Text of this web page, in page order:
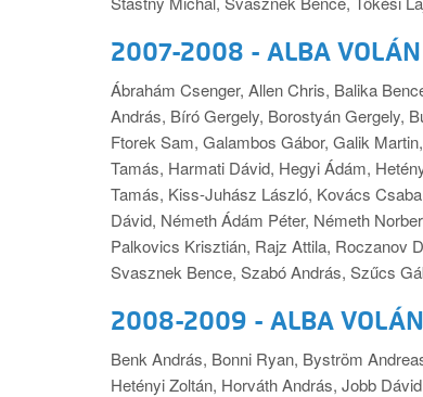
2007-2008 - ALBA VOLÁN
Ábrahám Csenger, Allen Chris, Balika
András, Bíró Gergely, Borostyán Gergely,
Ftorek Sam, Galambos Gábor, Galik
Tamás, Harmati Dávid, Hegyi Ádám,
Tamás, Kiss-Juhász László, Kovács
Dávid, Németh Ádám Péter, Németh
Palkovics Krisztián, Rajz Attila, Roczanov
Svasznek Bence, Szabó András, Szűcs
2008-2009 - ALBA VOLÁN
Benk András, Bonni Ryan, Byström
Hetényi Zoltán, Horváth András, Jobb